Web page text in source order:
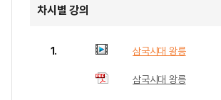
차시별 강의
1. 삼국시대 왕릉
삼국시대 왕릉